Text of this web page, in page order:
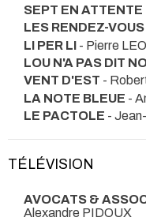
SEPT EN ATTENTE
LES RENDEZ-
LI PER LI - Pierre
LOU N'A PAS DIT
VENT D'EST -
LA NOTE BLEUE -
LE PACTOLE -
TÉLÉVISION
AVOCATS &
Alexandre PIDOUX